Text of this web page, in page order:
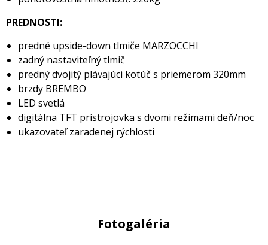
PREDNOSTI:
predné upside-down tlmiče MARZOCCHI
zadný nastaviteľný tlmič
predný dvojitý plávajúci kotúč s priemerom 320mm
brzdy BREMBO
LED svetlá
digitálna TFT prístrojovka s dvomi režimami deň/noc
ukazovateľ zaradenej rýchlosti
Fotogaléria